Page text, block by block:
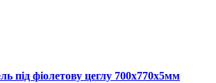
під фіолетову цеглу 700x770x5мм